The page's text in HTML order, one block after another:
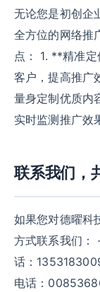
无论您是初创企
全方位的网络推
点： 1. **精准
客户，提高推广
量身定制优质内
实时监测推广效
联系我们，
如果您对德曜科
方式联系我们
话：
电话：